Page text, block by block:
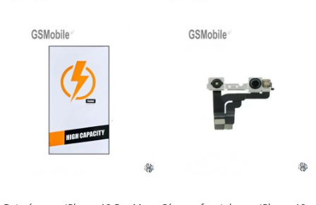
LISTA
DESEJOS
COMPARAÇÃO
LISTA
DESEJOS
COMPARAÇÃO